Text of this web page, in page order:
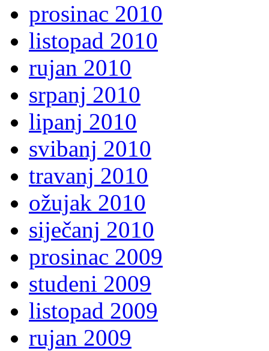
prosinac 2010
listopad 2010
rujan 2010
srpanj 2010
lipanj 2010
svibanj 2010
travanj 2010
ožujak 2010
siječanj 2010
prosinac 2009
studeni 2009
listopad 2009
rujan 2009